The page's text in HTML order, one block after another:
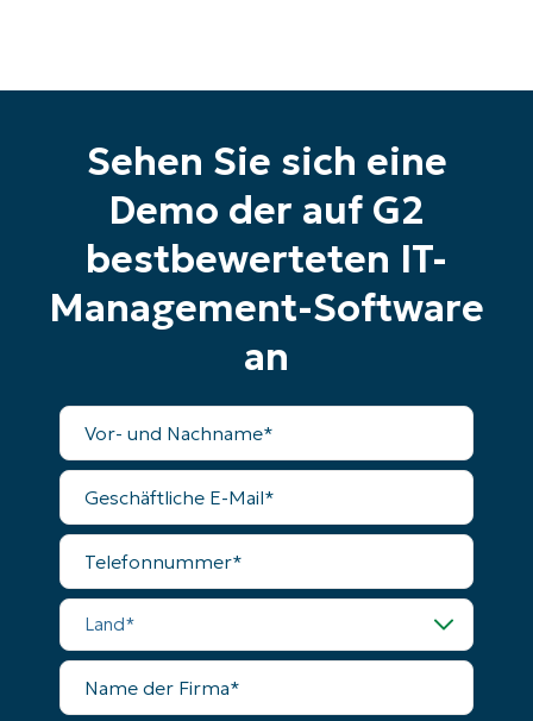
Sehen Sie sich eine
Demo der auf G2
bestbewerteten IT-
Management-Software
an
Vollständiger
Name
Geschäftliche
Mail
Telefonnummer
Land
Name
der
Firma